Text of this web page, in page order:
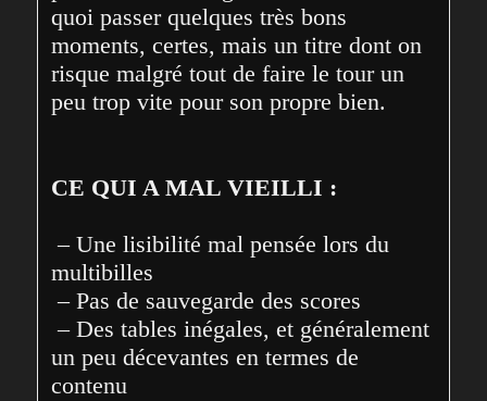
quoi passer quelques très bons
moments, certes, mais un titre dont on
risque malgré tout de faire le tour un
peu trop vite pour son propre bien.
CE QUI A MAL VIEILLI :
– Une lisibilité mal pensée lors du
multibilles
– Pas de sauvegarde des scores
– Des tables inégales, et généralement
un peu décevantes en termes de
contenu